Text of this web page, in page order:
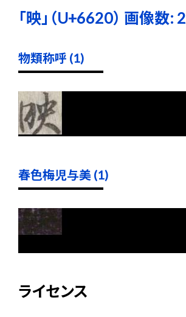
「映」（U+6620） 画像数:
物類称呼 (1)
春色梅児与美 (1)
ライセンス